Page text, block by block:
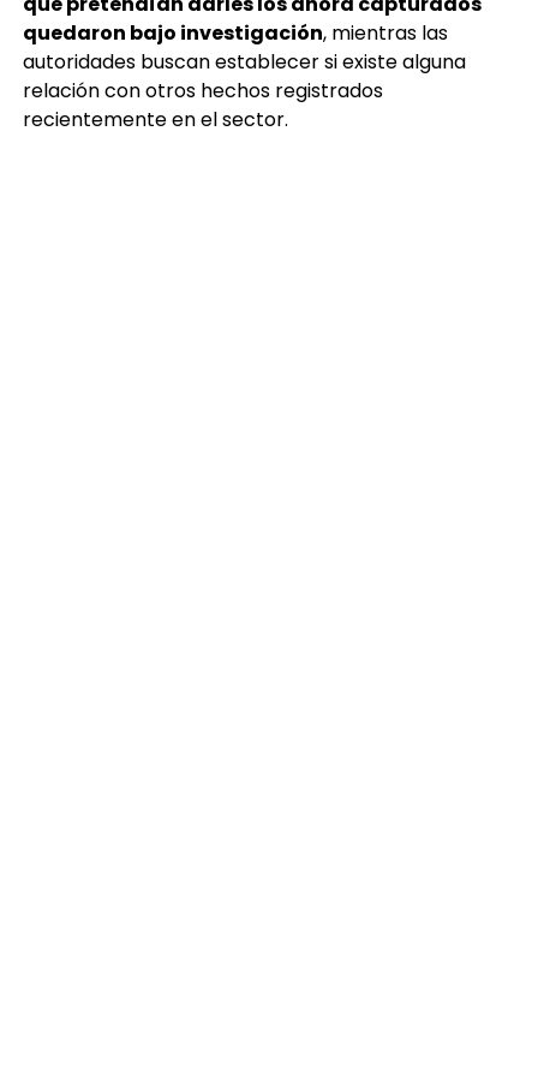
quedaron bajo investigación, mientras las
autoridades buscan establecer si existe alguna
relación con otros hechos registrados
recientemente en el sector.